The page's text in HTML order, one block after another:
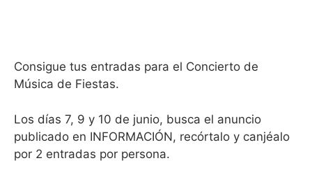
Consigue tus entradas para el Concierto de
Música de Fiestas.
Los días 7, 9 y 10 de junio, busca el anuncio
publicado en INFORMACIÓN, recórtalo y canjéalo
por 2 entradas por persona.